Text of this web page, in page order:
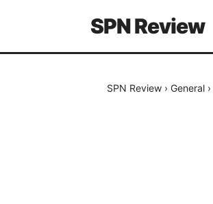
SPN Review
SPN Review › General ›